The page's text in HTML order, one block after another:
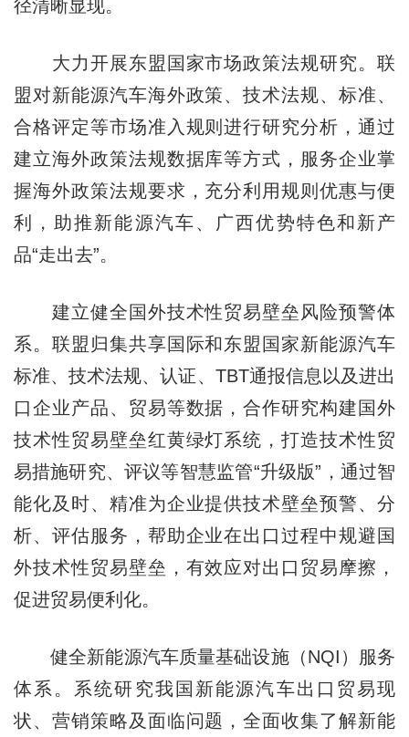
径清晰显现。
大力开展东盟国家市场政策法规研究。联
盟对新能源汽车海外政策、技术法规、标准、
合格评定等市场准入规则进行研究分析，通过
建立海外政策法规数据库等方式，服务企业掌
握海外政策法规要求，充分利用规则优惠与便
利，助推新能源汽车、广西优势特色和新产
品“走出去”。
建立健全国外技术性贸易壁垒风险预警体
系。联盟归集共享国际和东盟国家新能源汽车
标准、技术法规、认证、TBT通报信息以及进出
口企业产品、贸易等数据，合作研究构建国外
技术性贸易壁垒红黄绿灯系统，打造技术性贸
易措施研究、评议等智慧监管“升级版”，通过智
能化及时、精准为企业提供技术壁垒预警、分
析、评估服务，帮助企业在出口过程中规避国
外技术性贸易壁垒，有效应对出口贸易摩擦，
促进贸易便利化。
健全新能源汽车质量基础设施（NQI）服务
体系。系统研究我国新能源汽车出口贸易现
状、营销策略及面临问题，全面收集了解新能